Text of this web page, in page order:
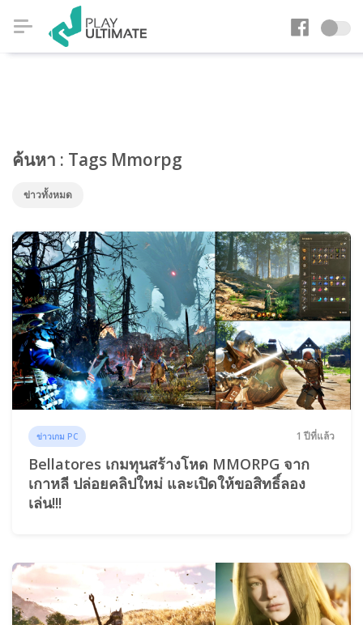
ค้นหา : Tags Mmorpg
ข่าวทั้งหมด
ข่าวเกม PC 1 ปีที่แล้ว
Bellatores เกมทุนสร้างโหด MMORPG จาก
เกาหลี ปล่อยคลิปใหม่ และเปิดให้ขอสิทธิ์ลอง
เล่น!!!